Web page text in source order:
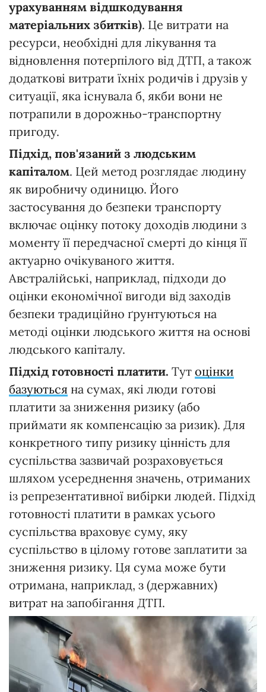
урахуванням відшкодування
матеріальних збитків). Це витрати на
ресурси, необхідні для лікування та
відновлення потерпілого від ДТП, а також
додаткові витрати їхніх родичів і друзів у
ситуації, яка існувала б, якби вони не
потрапили в дорожньо-транспортну
пригоду.
Підхід, пов'язаний з людським
капіталом. Цей метод розглядає людину
як виробничу одиницю. Його
застосування до безпеки транспорту
включає оцінку потоку доходів людини з
моменту її передчасної смерті до кінця її
актуарно очікуваного життя.
Австралійські, наприклад, підходи до
оцінки економічної вигоди від заходів
безпеки традиційно ґрунтуються на
методі оцінки людського життя на основі
людського капіталу.
Підхід готовності платити. Тут оцінки
базуються на сумах, які люди готові
платити за зниження ризику (або
приймати як компенсацію за ризик). Для
конкретного типу ризику цінність для
суспільства зазвичай розраховується
шляхом усереднення значень, отриманих
із репрезентативної вибірки людей. Підхід
готовності платити в рамках усього
суспільства враховує суму, яку
суспільство в цілому готове заплатити за
зниження ризику. Ця сума може бути
отримана, наприклад, з (державних)
витрат на запобігання ДТП.